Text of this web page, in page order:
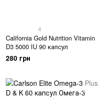
4
California Gold Nutrition Vitamin
D3 5000 IU 90 капсул
280 грн